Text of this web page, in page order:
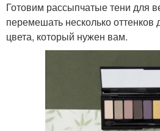
Готовим рассыпчатые тени для
перемешать несколько оттенков
цвета, который нужен вам.